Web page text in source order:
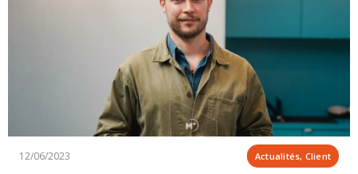
12/06/2023 Actualités, Client